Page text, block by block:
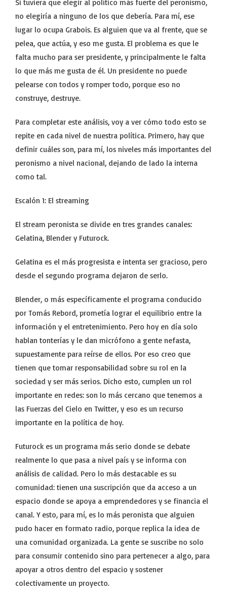
Si tuviera que elegir al político más fuerte del peronismo,
no elegiría a ninguno de los que debería. Para mí, ese
lugar lo ocupa Grabois. Es alguien que va al frente, que se
pelea, que actúa, y eso me gusta. El problema es que le
falta mucho para ser presidente, y principalmente le falta
lo que más me gusta de él. Un presidente no puede
pelearse con todos y romper todo, porque eso no
construye, destruye.
Para completar este análisis, voy a ver cómo todo esto se
repite en cada nivel de nuestra política. Primero, hay que
definir cuáles son, para mí, los niveles más importantes del
peronismo a nivel nacional, dejando de lado la interna
como tal.
Escalón 1: El streaming
El stream peronista se divide en tres grandes canales:
Gelatina, Blender y Futurock.
Gelatina es el más progresista e intenta ser gracioso, pero
desde el segundo programa dejaron de serlo.
Blender, o más específicamente el programa conducido
por Tomás Rebord, prometía lograr el equilibrio entre la
información y el entretenimiento. Pero hoy en día solo
hablan tonterías y le dan micrófono a gente nefasta,
supuestamente para reírse de ellos. Por eso creo que
tienen que tomar responsabilidad sobre su rol en la
sociedad y ser más serios. Dicho esto, cumplen un rol
importante en redes: son lo más cercano que tenemos a
las Fuerzas del Cielo en Twitter, y eso es un recurso
importante en la política de hoy.
Futurock es un programa más serio donde se debate
realmente lo que pasa a nivel país y se informa con
análisis de calidad. Pero lo más destacable es su
comunidad: tienen una suscripción que da acceso a un
espacio donde se apoya a emprendedores y se financia el
canal. Y esto, para mí, es lo más peronista que alguien
pudo hacer en formato radio, porque replica la idea de
una comunidad organizada. La gente se suscribe no solo
para consumir contenido sino para pertenecer a algo, para
apoyar a otros dentro del espacio y sostener
colectivamente un proyecto.